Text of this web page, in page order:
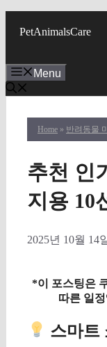
PetAnimalsCare
Menu
Home » 반려동물
추천 인
지용 10
2025년 10월 14
*이 포스팅은
따른 일
스마트